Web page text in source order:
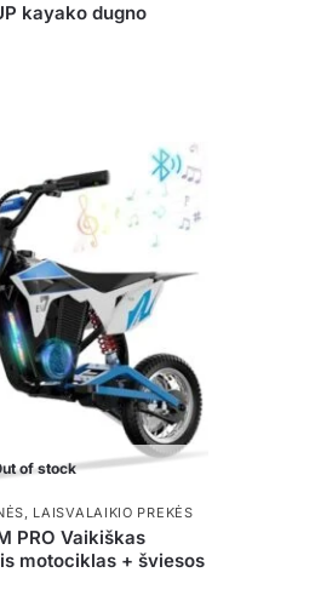
kayako dugno
of stock
, LAISVALAIKIO PREKĖS
PRO Vaikiškas
motociklas + šviesos